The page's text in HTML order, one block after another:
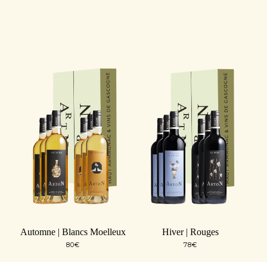
Automne | Blancs Moelleux
80€
Hiver | Rouges
78€